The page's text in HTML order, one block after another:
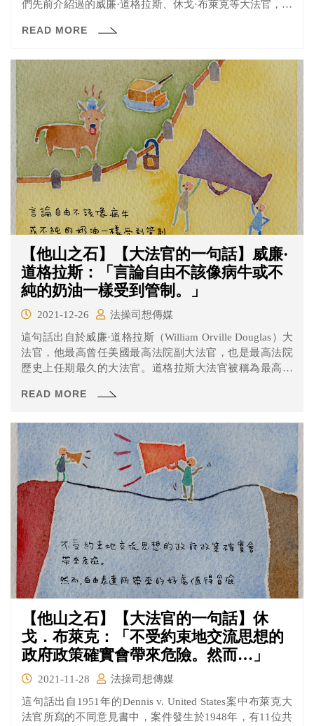
們先前介紹過的威廉·道格拉斯、休戈·布萊克等大法官，一
名的地方，就不得不提到他在1944年時所批評，同時也被
（Korematsu v. United States）」。
READ MORE
【他山之石】【大法官的一句話】威廉·
道格拉斯：「言論自由不該像病牛或不
純的奶油一樣受到管制。」
2021-12-26
法操司想傳媒
這句話出自於威廉·道格拉斯（William Orville Douglas）大
法官，他最高曾任美國最高法院副大法官，也是最高法院
歷史上任期最久的大法官。道格拉斯大法官被稱為最高法
道格拉斯大法官為「最堅定和最教條主義支持公民權利的
年的Kingsley Books, Inc. v. Brown案說起……
READ MORE
【他山之石】【大法官的一句話】休
戈．布萊克：「不受約束地交流思想的
政府政策確實會帶來危險。然而…」
2021-11-28
法操司想傳媒
這句話出自1951年的Dennis v. United States案中布萊克大
法官所寫的不同意見書中，案件發生於1948年，有11位共